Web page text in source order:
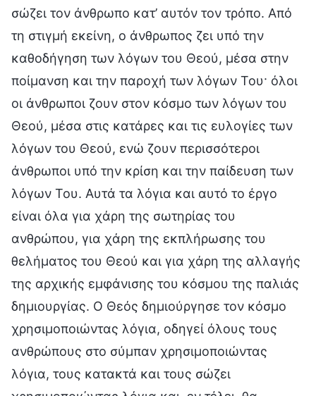
σώζει τον άνθρωπο κατ’ αυτόν τον τρόπο. Από
τη στιγμή εκείνη, ο άνθρωπος ζει υπό την
καθοδήγηση των λόγων του Θεού, μέσα στην
ποίμανση και την παροχή των λόγων Του· όλοι
οι άνθρωποι ζουν στον κόσμο των λόγων του
Θεού, μέσα στις κατάρες και τις ευλογίες των
λόγων του Θεού, ενώ ζουν περισσότεροι
άνθρωποι υπό την κρίση και την παίδευση των
λόγων Του. Αυτά τα λόγια και αυτό το έργο
είναι όλα για χάρη της σωτηρίας του
ανθρώπου, για χάρη της εκπλήρωσης του
θελήματος του Θεού και για χάρη της αλλαγής
της αρχικής εμφάνισης του κόσμου της παλιάς
δημιουργίας. Ο Θεός δημιούργησε τον κόσμο
χρησιμοποιώντας λόγια, οδηγεί όλους τους
ανθρώπους στο σύμπαν χρησιμοποιώντας
λόγια, τους κατακτά και τους σώζει